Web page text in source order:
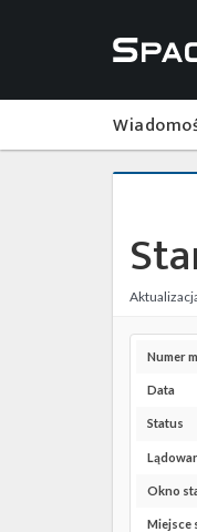
Numer
Data
Status
Okno
Miejsce